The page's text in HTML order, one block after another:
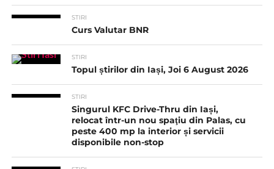
STIRI
Curs Valutar BNR
STIRI
Topul știrilor din Iași, Joi 6 August 2026
STIRI
Singurul KFC Drive-Thru din Iași,
relocat într-un nou spaţiu din Palas, cu
peste 400 mp la interior și servicii
disponibile non-stop